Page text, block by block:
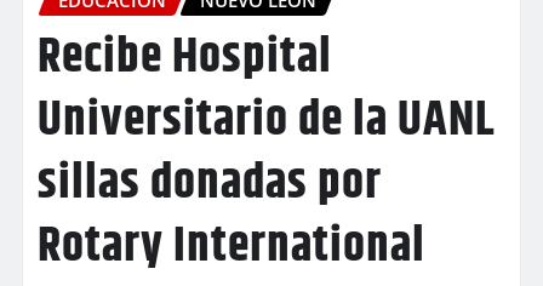
Recibe Hospital
Universitario de la UANL
sillas donadas por
Rotary International